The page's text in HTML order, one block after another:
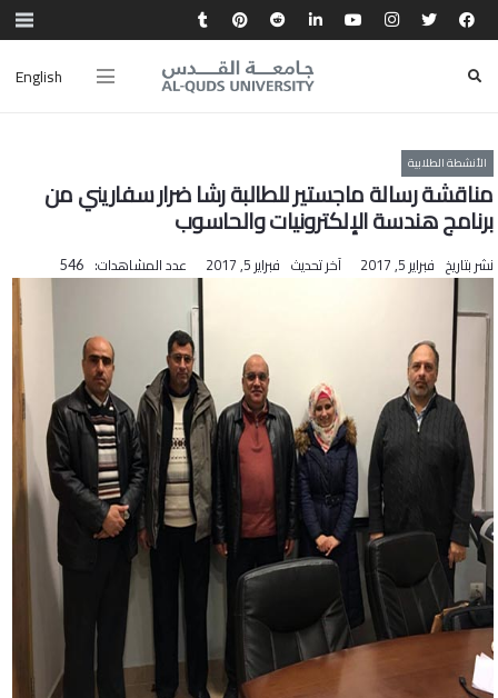
English
الأنشطة الطلابية
مناقشة رسالة ماجستير للطالبة رشا ضرار سفاريني من
برنامج هندسة الإلكترونيات والحاسوب
نشر بتاريخ فبراير 5, 2017 آخر تحديث فبراير 5, 2017 عدد المشاهدات: 546